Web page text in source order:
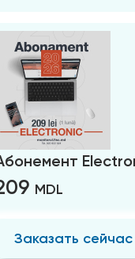
MDL
Заказать сейчас